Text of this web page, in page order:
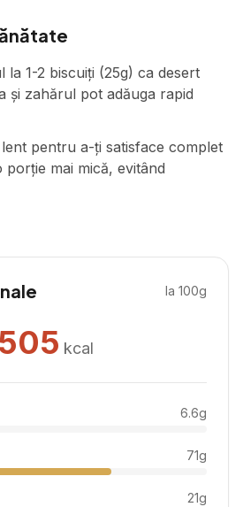
la 1-2 biscuiți (25g) ca desert
și zahărul pot adăuga rapid
pentru a-ți satisface complet
mai mică, evitând
la 100g
505 kcal
6.6g
71g
21g